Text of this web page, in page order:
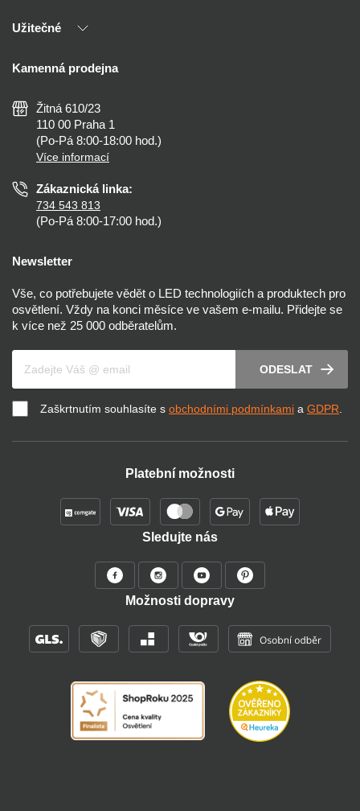
Kontakty
Výhody T-LED
Montáž
Nejčastější dotazy
Než koupíte
Osvětlení dle místnosti
Užitečné
Reklamace a vrácení
Zásady ochrany soukromí
Nastavení cookies
Prohlášení o přístupnosti
Kamenná prodejna
Žitná 610/23
110 00 Praha 1
(Po-Pá 8:00-18:00 hod.)
Více informací
Zákaznická linka:
734 543 813
(Po-Pá 8:00-17:00 hod.)
Newsletter
Vše, co potřebujete vědět o LED technologiích a produktech pro
osvětlení. Vždy na konci měsíce ve vašem e-mailu. Přidejte se
k více než 25 000 odběratelům.
ODESLAT
Zaškrtnutím souhlasíte s obchodními podmínkami a GDPR
Platební možnosti
Sledujte nás
Možnosti dopravy